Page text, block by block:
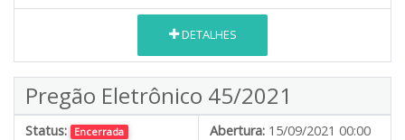
DETALHES
Pregão Eletrônico 45/2021
Status: Encerrada Abertura: 15/09/2021 00:00